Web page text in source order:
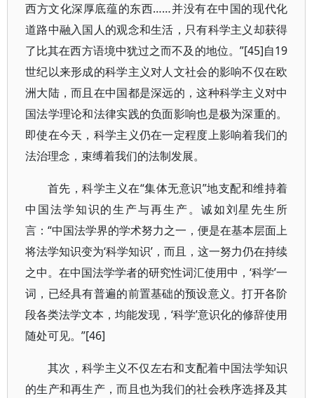
西方文化深厚底蕴的东西……并没有在中国的现代化
道路中融入国人的观念和生活，只有科学主义却获得
了比其在西方语境中犹过之而不及的地位。”[45]自19
世纪以来形成的科学主义对人文社会的影响不仅在欧
洲大陆，而且在中国都是深远的，这种科学主义对中
国法学理论和法律实践的负面影响也是极为深重的。
即使在今天，科学主义仍在一定程度上影响着我们的
法治理念，束缚着我们的法制发展。
首先，科学主义在“集体无意识”地支配和维持着
中国法学知识的生产与再生产。诚如刘星先生所
言：“中国法学界的学术努力之一，便是在基本层面上
将法学知识变为‘科学知识’，而且，这一努力仍在持续
之中。在中国法学学者的研究性词汇使用中，‘科学’一
词，已经具有普遍的前置基础的预设意义。打开各阶
段各类法学文本，均能发现，‘科学’意识化的修辞使用
随处可见。”[46]
其次，科学主义不仅左右和支配着中国法学知识
的生产和再生产，而且也为我们的社会秩序选择及其